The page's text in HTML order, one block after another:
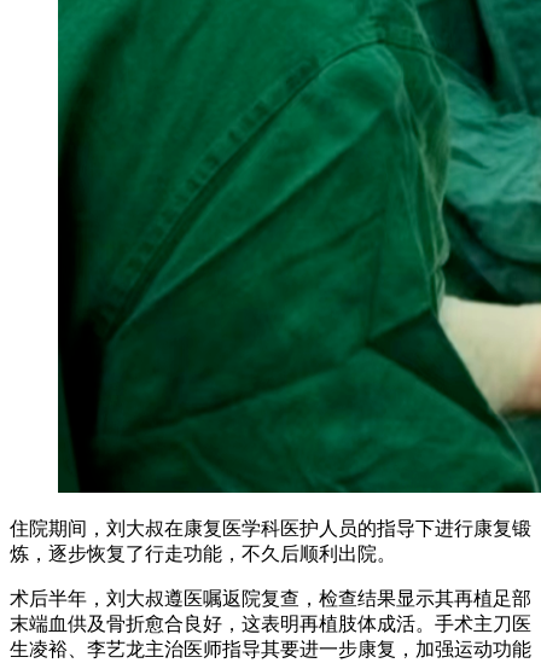
住院期间，刘大叔在康复医学科医护人员的指导下进行康复锻
炼，逐步恢复了行走功能，不久后顺利出院。
术后半年，刘大叔遵医嘱返院复查，检查结果显示其再植足部
末端血供及骨折愈合良好，这表明再植肢体成活。手术主刀医
生凌裕、李艺龙主治医师指导其要进一步康复，加强运动功能